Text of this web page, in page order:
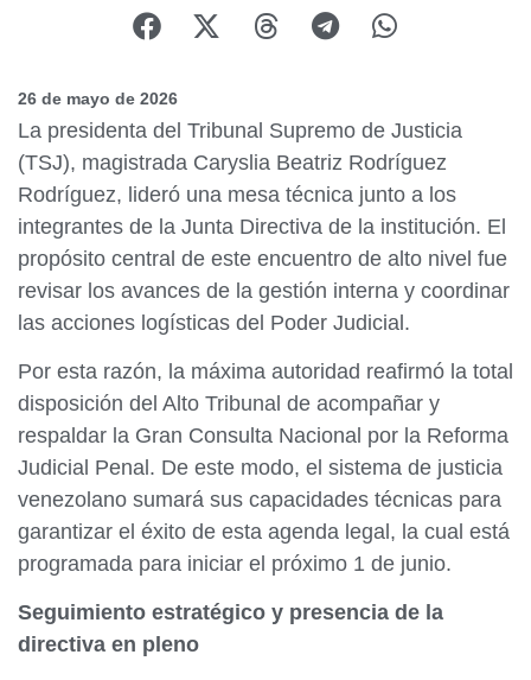
26 de mayo de 2026
La presidenta del Tribunal Supremo de Justicia
(TSJ), magistrada Caryslia Beatriz Rodríguez
Rodríguez, lideró una mesa técnica junto a los
integrantes de la Junta Directiva de la institución. El
propósito central de este encuentro de alto nivel fue
revisar los avances de la gestión interna y coordinar
las acciones logísticas del Poder Judicial.
Por esta razón, la máxima autoridad reafirmó la total
disposición del Alto Tribunal de acompañar y
respaldar la Gran Consulta Nacional por la Reforma
Judicial Penal. De este modo, el sistema de justicia
venezolano sumará sus capacidades técnicas para
garantizar el éxito de esta agenda legal, la cual está
programada para iniciar el próximo 1 de junio.
Seguimiento estratégico y presencia de la
directiva en pleno